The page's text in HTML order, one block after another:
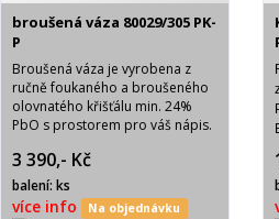
broušená váza 80029/305 PK-
P
Broušená váza je vyrobena z
ručně foukaného a broušeného
olovnatého křišťálu min. 24%
PbO s prostorem pro váš nápis.
modrém saténu s nápisem
BOHEMIA CRYSTAL.
3 390,- Kč
balení: ks
více info Na objednávku